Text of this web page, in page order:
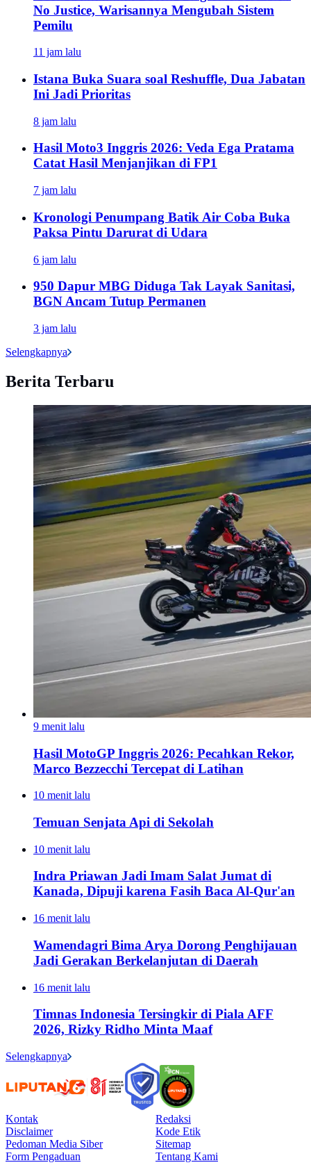
No Justice, Warisannya Mengubah Sistem
Pemilu
11 jam lalu
Istana Buka Suara soal Reshuffle, Dua Jabatan
Ini Jadi Prioritas
8 jam lalu
Hasil Moto3 Inggris 2026: Veda Ega Pratama
Catat Hasil Menjanjikan di FP1
7 jam lalu
Kronologi Penumpang Batik Air Coba Buka
Paksa Pintu Darurat di Udara
6 jam lalu
950 Dapur MBG Diduga Tak Layak Sanitasi,
BGN Ancam Tutup Permanen
3 jam lalu
Selengkapnya
Berita Terbaru
9 menit lalu
Hasil MotoGP Inggris 2026: Pecahkan Rekor,
Marco Bezzecchi Tercepat di Latihan
10 menit lalu
Temuan Senjata Api di Sekolah
10 menit lalu
Indra Priawan Jadi Imam Salat Jumat di
Kanada, Dipuji karena Fasih Baca Al-Qur'an
16 menit lalu
Wamendagri Bima Arya Dorong Penghijauan
Jadi Gerakan Berkelanjutan di Daerah
16 menit lalu
Timnas Indonesia Tersingkir di Piala AFF
2026, Rizky Ridho Minta Maaf
Selengkapnya
Kontak
Redaksi
Disclaimer
Kode Etik
Pedoman Media Siber
Sitemap
Form Pengaduan
Tentang Kami